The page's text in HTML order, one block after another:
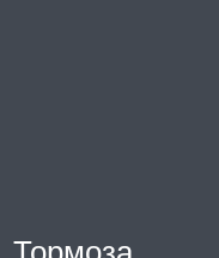
Тормоза